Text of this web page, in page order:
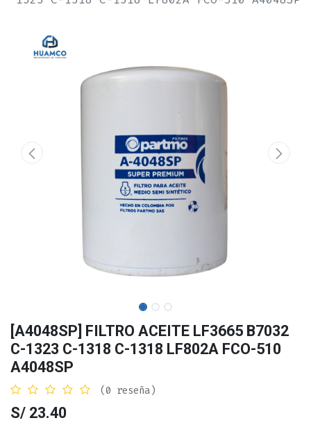
[A4048SP] FILTRO ACEITE LF3665 B7032
C-1323 C-1318 C-1318 LF802A FCO-510
A4048SP
(0 reseña)
S/ 23.40